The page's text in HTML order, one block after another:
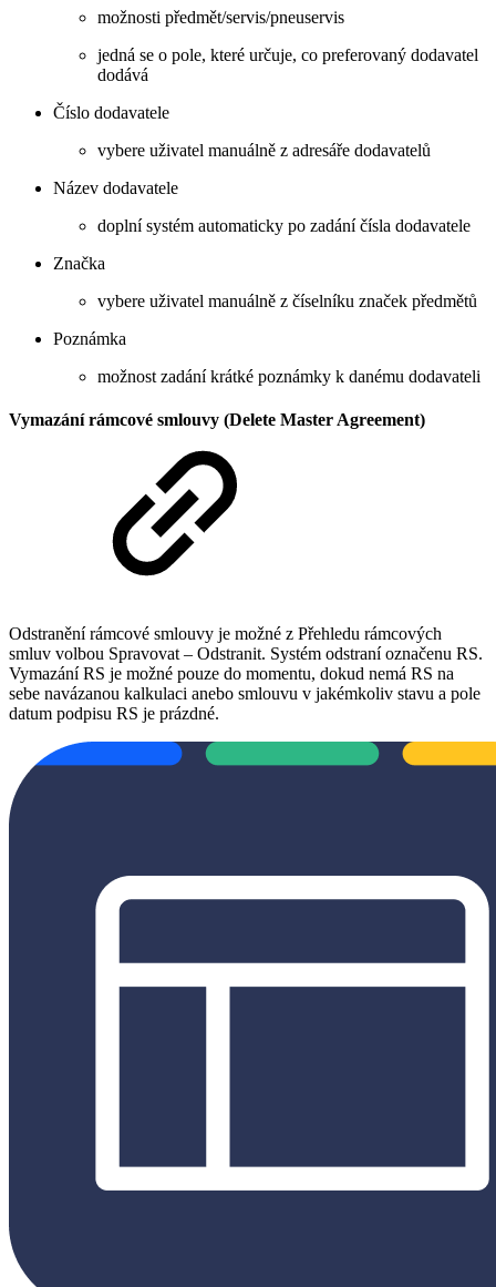
možnosti předmět/servis/pneuservis
jedná se o pole, které určuje, co preferovaný dodavatel
dodává
Číslo dodavatele
vybere uživatel manuálně z adresáře dodavatelů
Název dodavatele
doplní systém automaticky po zadání čísla dodavatele
Značka
vybere uživatel manuálně z číselníku značek předmětů
Poznámka
možnost zadání krátké poznámky k danému dodavateli
Vymazání rámcové smlouvy (Delete Master Agreement)
Odstranění rámcové smlouvy je možné z Přehledu rámcových
smluv volbou Spravovat – Odstranit. Systém odstraní označenu RS.
Vymazání RS je možné pouze do momentu, dokud nemá RS na
sebe navázanou kalkulaci anebo smlouvu v jakémkoliv stavu a pole
datum podpisu RS je prázdné.